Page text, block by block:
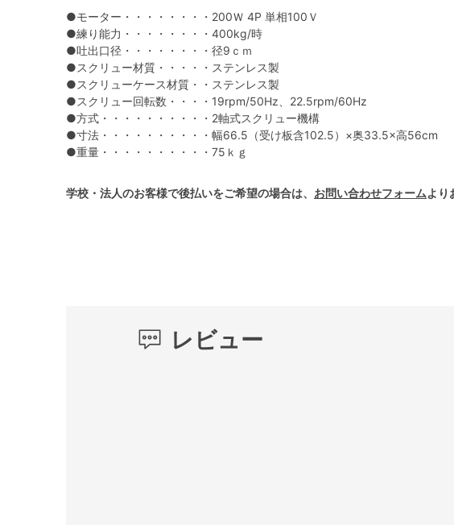
●モーター・・・・・・・・200Ｗ 4P 単相100Ｖ
●練り能力・・・・・・・・400kg/時
●吐出口径・・・・・・・・径9ｃｍ
●スクリュー材質・・・・・ステンレス製
●スクリューケース材質・・ステンレス製
●スクリュー回転数・・・・19rpm/50Hz、22.5rpm/60Hz
●方式・・・・・・・・・・2軸式スクリュー機構
●寸法・・・・・・・・・・幅66.5（受け板含102.5）×奥33.5×高56cm
●重量・・・・・・・・・・75ｋｇ
学校・法人のお客様で後払いをご希望の場合は、 お問い合わせフォームより
レビュー